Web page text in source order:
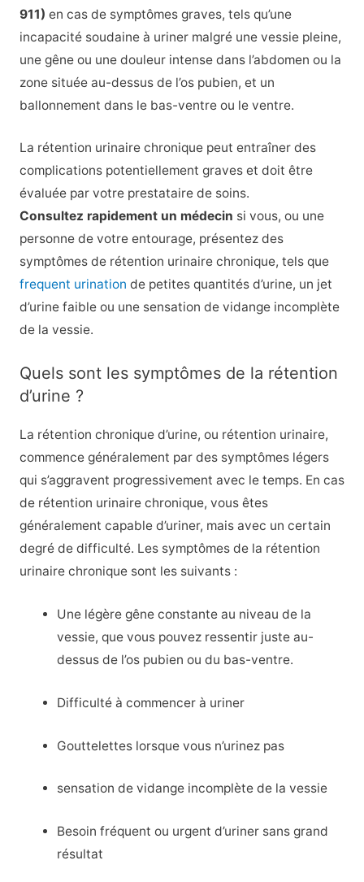
911) en cas de symptômes graves, tels qu’une
incapacité soudaine à uriner malgré une vessie pleine,
une gêne ou une douleur intense dans l’abdomen ou la
zone située au-dessus de l’os pubien, et un
ballonnement dans le bas-ventre ou le ventre.
La rétention urinaire chronique peut entraîner des
complications potentiellement graves et doit être
évaluée par votre prestataire de soins.
Consultez rapidement un médecin si vous, ou une
personne de votre entourage, présentez des
symptômes de rétention urinaire chronique, tels que
frequent urination de petites quantités d’urine, un jet
d’urine faible ou une sensation de vidange incomplète
de la vessie.
Quels sont les symptômes de la rétention
d’urine ?
La rétention chronique d’urine, ou rétention urinaire,
commence généralement par des symptômes légers
qui s’aggravent progressivement avec le temps. En cas
de rétention urinaire chronique, vous êtes
généralement capable d’uriner, mais avec un certain
degré de difficulté. Les symptômes de la rétention
urinaire chronique sont les suivants :
Une légère gêne constante au niveau de la
vessie, que vous pouvez ressentir juste au-
dessus de l’os pubien ou du bas-ventre.
Difficulté à commencer à uriner
Gouttelettes lorsque vous n’urinez pas
sensation de vidange incomplète de la vessie
Besoin fréquent ou urgent d’uriner sans grand
résultat